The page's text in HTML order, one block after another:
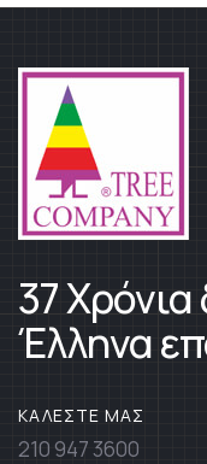
37 Χρόνια
Έλληνα
ΚΑΛΕΣΤΕ ΜΑΣ
210 947 3600